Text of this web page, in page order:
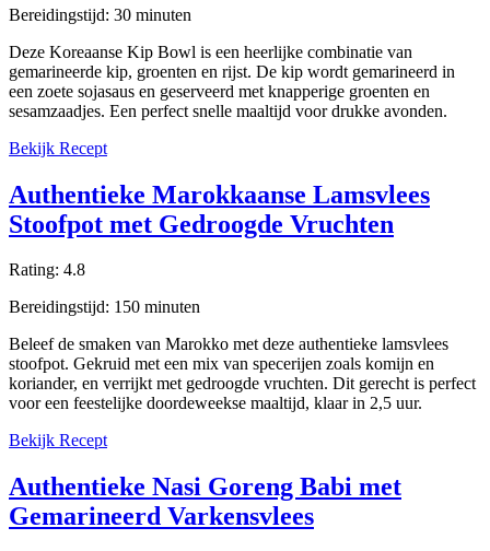
Bereidingstijd: 30 minuten
Deze Koreaanse Kip Bowl is een heerlijke combinatie van
gemarineerde kip, groenten en rijst. De kip wordt gemarineerd in
een zoete sojasaus en geserveerd met knapperige groenten en
sesamzaadjes. Een perfect snelle maaltijd voor drukke avonden.
Bekijk Recept
Authentieke Marokkaanse Lamsvlees
Stoofpot met Gedroogde Vruchten
Rating: 4.8
Bereidingstijd: 150 minuten
Beleef de smaken van Marokko met deze authentieke lamsvlees
stoofpot. Gekruid met een mix van specerijen zoals komijn en
koriander, en verrijkt met gedroogde vruchten. Dit gerecht is perfect
voor een feestelijke doordeweekse maaltijd, klaar in 2,5 uur.
Bekijk Recept
Authentieke Nasi Goreng Babi met
Gemarineerd Varkensvlees